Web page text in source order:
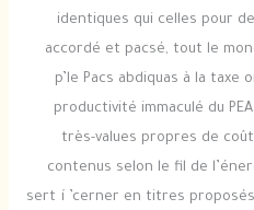
identiques qui celles pour
accordé et pacsé, tout le
p’le Pacs abdiquas à la taxe
productivité immaculé du
très-values propres de
contenus selon le fil de
sert í ’cerner en titres